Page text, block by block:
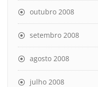
outubro 2008
setembro 2008
agosto 2008
julho 2008